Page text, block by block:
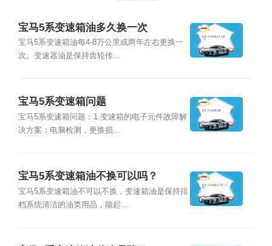
宝马5系变速箱油多久换一次
宝马5系变速箱油每4-8万公里或两年左右更换一
次。变速器油是保持齿轮传...
宝马5系变速箱问题
宝马5系变速箱问题：1.变速箱的电子元件故障解
决方案：电脑检测，更换损...
宝马5系变速箱油不换可以吗？
宝马5系变速箱油不可以不换，变速箱油是保持排
档系统清洁的油类用品，能起...